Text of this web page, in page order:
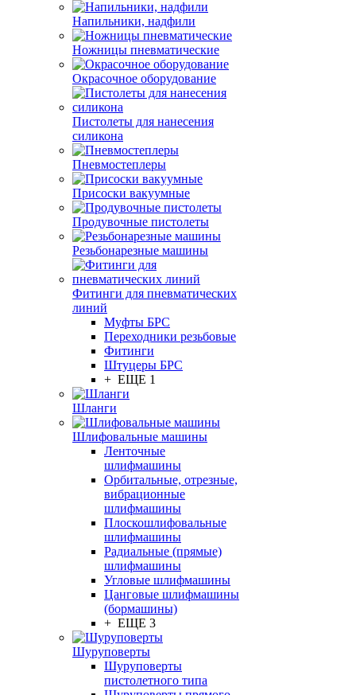
Напильники, надфили
Ножницы пневматические
Окрасочное оборудование
Пистолеты для нанесения
силикона
Пневмостеплеры
Присоски вакуумные
Продувочные пистолеты
Резьбонарезные машины
Фитинги для пневматических
линий
Муфты БРС
Переходники резьбовые
Фитинги
Штуцеры БРС
+ ЕЩЕ 1
Шланги
Шлифовальные машины
Ленточные
шлифмашины
Орбитальные, отрезные,
вибрационные
шлифмашины
Плоскошлифовальные
шлифмашины
Радиальные (прямые)
шлифмашины
Угловые шлифмашины
Цанговые шлифмашины
(бормашины)
+ ЕЩЕ 3
Шуруповерты
Шуруповерты
пистолетного типа